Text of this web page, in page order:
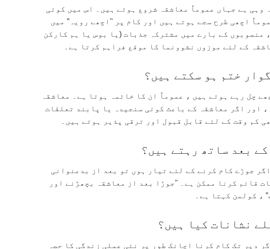
وہی ہے جہاں عموماً معاشقہ شروع ہوتے ہیں۔ اس میں کوئی
اچھی طرح سجے ہوتے ہیں اور کام پر "اچھے رویہ” میں
، منصوبوں کے بارے میں مشترکہ جذبات (یا بوس یا ہم کارکن
کے لئے موزوں نشوونما کا موقع فراہم کرتا ہے۔
ختم ہو سکتے ہیں؟
چل رہے ہوتے ہیں ، عموماً ان کا خاتمہ ہوتا ہے۔ معاشقہ
اور اگر معاشقہ کے باعث کوئی سنجیدہ یا پابند تعلقات
کم وقت کے لئے قابل قبول اور ترقی پذیر ہوتے ہیں۔
بعد ساتھ رہتے ہیں؟
جوڑے کام کرنے کے لئے تیار ہوں تو بعد از بدعنوانی
قائم کرنا ممکن ہے۔ "جوڑا بعد از معاشقہ بچھڑنے اور
، کولمن کہتا ہے۔
نشانات کیا ہیں؟
دیر تک کام کرنا اچانک طور پر نئی عملی زندگی کا حصہ